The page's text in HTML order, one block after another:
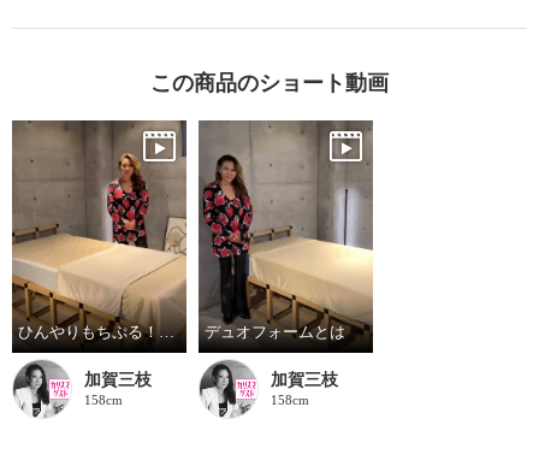
この商品のショート動画
ひんやりもちぷる！夏用寝具デビュー
加賀三枝
158cm
デュオフォームとは
加賀三枝
158cm